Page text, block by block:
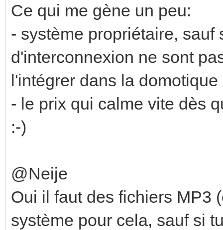
Ce qui me gène un peu:
- système propriétaire, sauf
d'interconnexion ne sont
l'intégrer dans la
- le prix qui calme vite dès
:-)
@Neije
Oui il faut des fichiers MP3
système pour cela, sauf si